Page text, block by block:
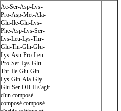
Ac-Ser-Asp-Lys-
Pro-Asp-Met-Ala-
Glu-Ile-Glu-Lys-
Phe-Asp-Lys-Ser-
Lys-Leu-Lys-Thr-
Glu-Thr-Gln-Glu-
Lys-Asn-Pro-Leu-
Pro-Ser-Lys-Glu-
Thr-Ile-Glu-Gln-
Lys-Gln-Ala-Gly-
Glu-Ser-OH Il s'agit
d'un composé
composé composé